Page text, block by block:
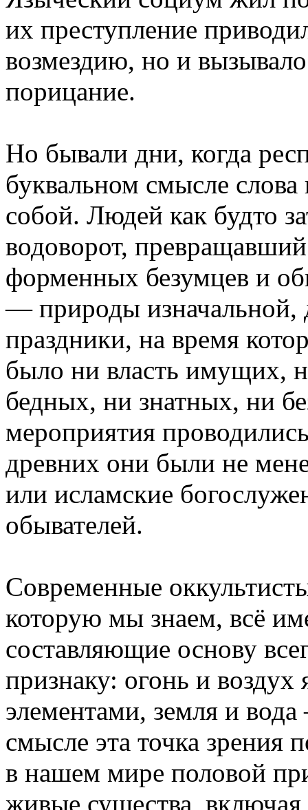
их преступление
возмездию, но и
порицание.
Но бывали дни, когда
буквальном смысле
собой. Людей как будто
водоворот,
форменных безумцев и
— природы изначальной,
праздники, на время
было ни власть имущих,
бедных, ни знатных, ни
мероприятия
древних они были не
или исламские
обывателей.
Coвременные
которую мы знаем, всё
составляющие основу
признаку: огонь и
элементами, земля и
смысле эта точка зрения
в нашем мире половой
живые существа,